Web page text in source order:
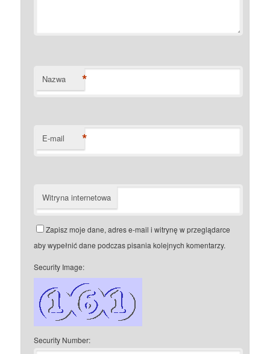
Nazwa *
E-mail *
Witryna internetowa
Zapisz moje dane, adres e-mail i witrynę w przeglądarce
aby wypełnić dane podczas pisania kolejnych komentarzy.
Security Image:
Security Number: